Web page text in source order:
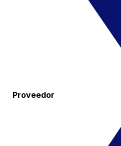
Proveedor